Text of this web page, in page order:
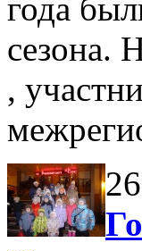
года
сезона.
,